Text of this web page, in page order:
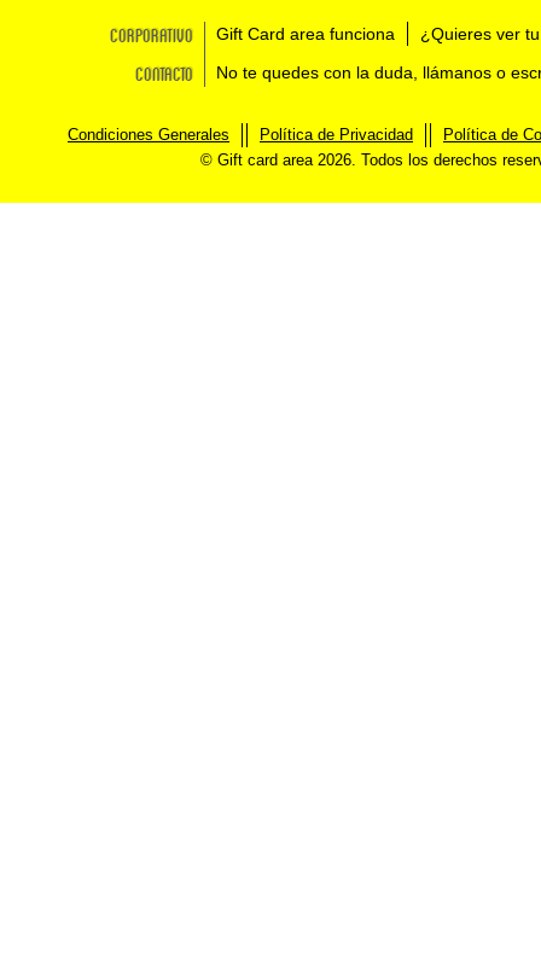
Corporativo Gift Card area funciona ¿Quieres ver
Contacto No te quedes con la duda, llámanos o
Condiciones Generales Política de Privacidad
Política de
© Gift card area 2026. Todos los derechos